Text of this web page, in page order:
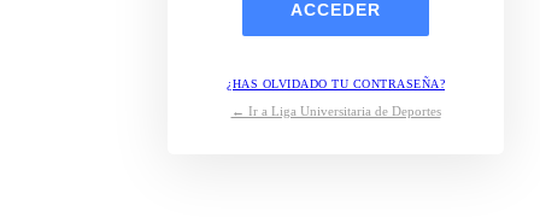
¿HAS OLVIDADO TU CONTRASEÑA?
← Ir a Liga Universitaria de Deportes